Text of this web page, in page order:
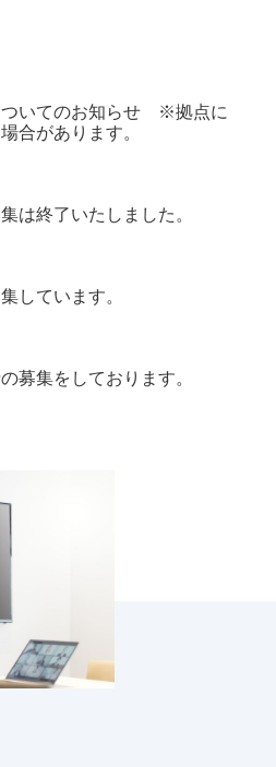
ついてのお知らせ ※拠点に
合があります。
は終了いたしました。
しています。
募集をしております。